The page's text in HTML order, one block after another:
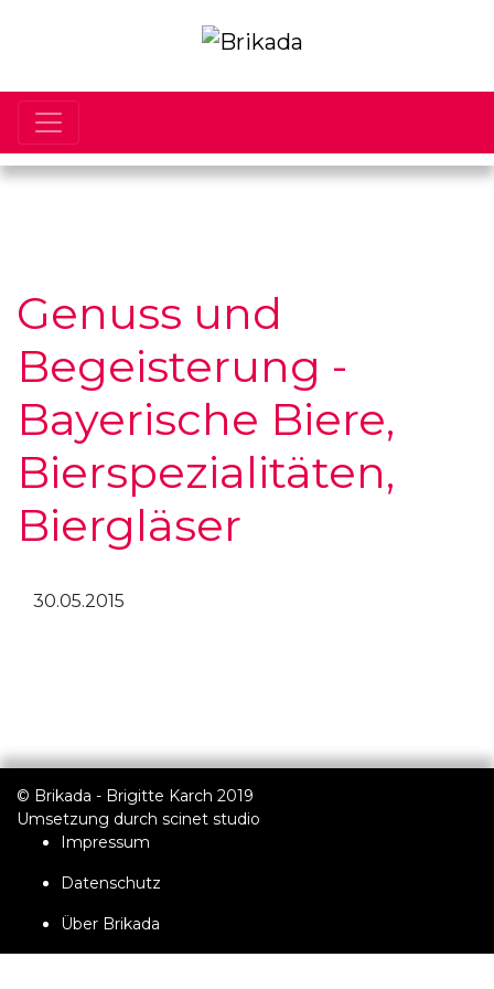
Genuss und
Begeisterung -
Bayerische Biere,
Bierspezialitäten,
Biergläser
30.05.2015
© Brikada - Brigitte Karch 2019
Umsetzung durch scinet studio
Impressum
Datenschutz
Über Brikada